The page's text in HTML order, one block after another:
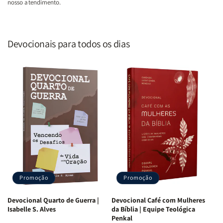
nosso atendimento.
Devocionais para todos os dias
Promoção
Devocional Quarto de Guerra |
Isabelle S. Alves
Promoção
Devocional Café com Mulheres
da Bíblia | Equipe Teológica
Penkal